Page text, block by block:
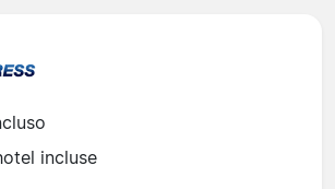
incluse